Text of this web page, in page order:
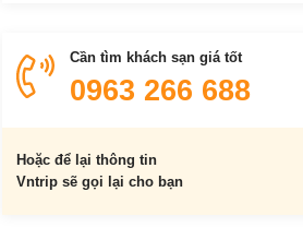
Khách sạn Sea Wonder
A La Carte Danang Beach
Holiday Beach Danang Hotel & Spa
Khách sạn Robin Đà nẵng
Diamond Sea
Cần tìm khách sạn giá tốt
0963 266 688
Hoặc để lại thông tin
Vntrip sẽ gọi lại cho bạn